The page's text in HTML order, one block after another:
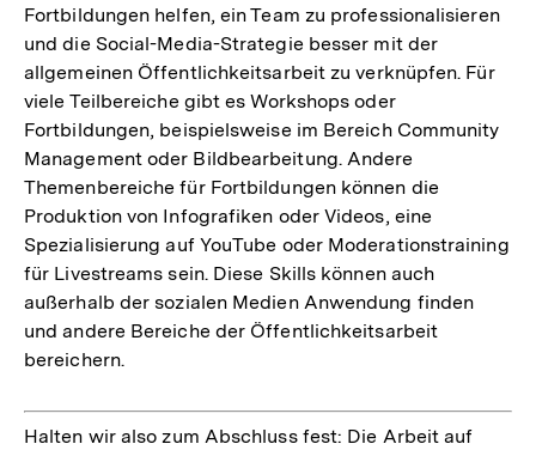
Fortbildungen helfen, ein Team zu professionalisieren
und die Social-Media-Strategie besser mit der
allgemeinen Öffentlichkeitsarbeit zu verknüpfen. Für
viele Teilbereiche gibt es Workshops oder
Fortbildungen, beispielsweise im Bereich Community
Management oder Bildbearbeitung. Andere
Themenbereiche für Fortbildungen können die
Produktion von Infografiken oder Videos, eine
Spezialisierung auf YouTube oder Moderationstraining
für Livestreams sein. Diese Skills können auch
außerhalb der sozialen Medien Anwendung finden
und andere Bereiche der Öffentlichkeitsarbeit
bereichern.
Halten wir also zum Abschluss fest: Die Arbeit auf